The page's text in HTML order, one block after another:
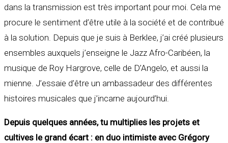
dans la transmission est très important pour moi. Cela me
procure le sentiment d’être utile à la société et de contribué
à la solution. Depuis que je suis à Berklee, j’ai créé plusieurs
ensembles auxquels j’enseigne le Jazz Afro-Caribéen, la
musique de Roy Hargrove, celle de D’Angelo, et aussi la
mienne. J’essaie d’être un ambassadeur des différentes
histoires musicales que j’incarne aujourd’hui.
Depuis quelques années, tu multiplies les projets et
cultives le grand écart : en duo intimiste avec Grégory